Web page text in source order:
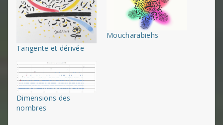
Tangente et dérivée
Moucharabiehs
Dimensions des
nombres